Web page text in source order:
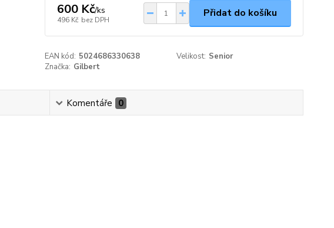
600 Kč/ks
496 Kč bez DPH
Přidat do košíku
EAN kód: 5024686330638 Velikost: Senior
Značka: Gilbert
Komentáře 0